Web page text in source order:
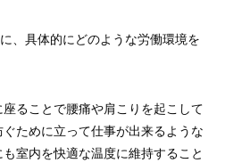
、具体的にどのような労働環境を
ることで腰痛や肩こりを起こして
ために立って仕事が出来るような
室内を快適な温度に維持すること